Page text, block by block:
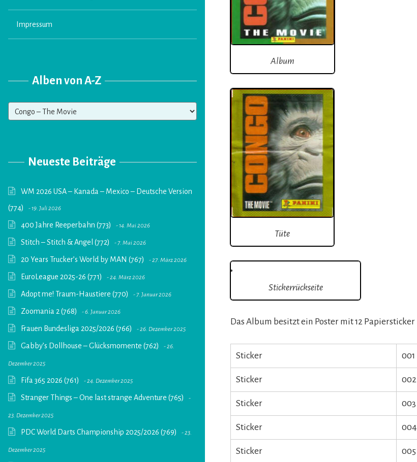
Impressum
Alben von A-Z
Alben
von
Neueste Beiträge
WM 2026 USA – Kanada – Mexico – Deutsche Version
(774)
19. Juli 2026
400 Jahre Reeperbahn (773) 14. Mai 2026
Stitch – Stitch & Angel (772) 7. Mai 2026
20 Years Trucker’s World by MAN (767) 27. März 2026
EuroLeague 2025-26 (771) 24. März 2026
Adopt me! Traum-Haustiere (770) 7. Januar 2026
Zoomania 2 (768) 6. Januar 2026
Frauen Bundesliga 2025/2026 (766) 26. Dezember 2025
Gabby’s Dollhouse – Glücksmomente (762) 26.
Dezember 2025
Fifa 365 2026 (761) 24. Dezember 2025
Stranger Things – One last strange Adventure (765)
23. Dezember 2025
PDC World Darts Championship 2025/2026 (769) 23.
Dezember 2025
Album
Tüte
Stickerrückseite
Das Album besitzt ein Poster mit 12 Papiersticker
Sticker 001
Sticker 002
Sticker 003
Sticker 004
Sticker 005